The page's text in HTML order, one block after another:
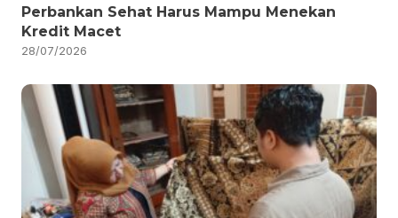
Perbankan Sehat Harus Mampu Menekan
Kredit Macet
28/07/2026